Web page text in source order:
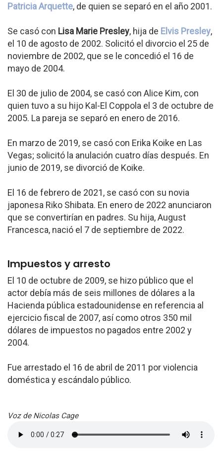
Patricia Arquette, de quien se separó en el año 2001.
Se casó con Lisa Marie Presley, hija de Elvis Presley,
el 10 de agosto de 2002. Solicitó el divorcio el 25 de
noviembre de 2002, que se le concedió el 16 de
mayo de 2004.
El 30 de julio de 2004, se casó con Alice Kim, con
quien tuvo a su hijo Kal-El Coppola el 3 de octubre de
2005. La pareja se separó en enero de 2016.
En marzo de 2019, se casó con Erika Koike en Las
Vegas; solicitó la anulación cuatro días después. En
junio de 2019, se divorció de Koike.
El 16 de febrero de 2021, se casó con su novia
japonesa Riko Shibata. En enero de 2022 anunciaron
que se convertirían en padres. Su hija, August
Francesca, nació el 7 de septiembre de 2022.
Impuestos y arresto
El 10 de octubre de 2009, se hizo público que el
actor debía más de seis millones de dólares a la
Hacienda pública estadounidense en referencia al
ejercicio fiscal de 2007, así como otros 350 mil
dólares de impuestos no pagados entre 2002 y
2004.
Fue arrestado el 16 de abril de 2011 por violencia
doméstica y escándalo público.
Voz de Nicolas Cage